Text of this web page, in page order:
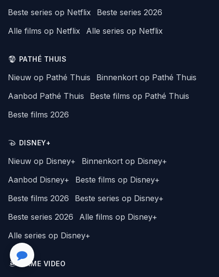
Beste series op Netflix
Beste series 2026
Alle films op Netflix
Alle series op Netflix
PATHÉ THUIS
Nieuw op Pathé Thuis
Binnenkort op Pathé Thuis
Aanbod Pathé Thuis
Beste films op Pathé Thuis
Beste films 2026
DISNEY+
Nieuw op Disney+
Binnenkort op Disney+
Aanbod Disney+
Beste films op Disney+
Beste films 2026
Beste series op Disney+
Beste series 2026
Alle films op Disney+
Alle series op Disney+
PRIME VIDEO